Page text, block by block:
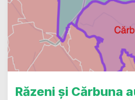
Răzeni și Cărbuna